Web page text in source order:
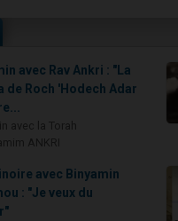
avec Rav Ankri : "La
de Roch 'Hodech Adar
avec Binyamin
: "Je veux du